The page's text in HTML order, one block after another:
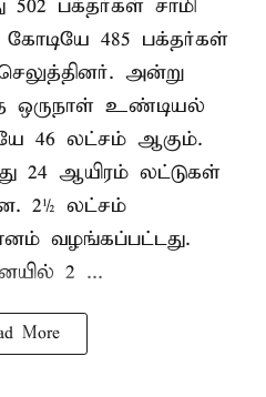
502 பக்தர்கள் சாமி
485 பக்தர்கள்
அன்று
ஒருநாள் உண்டியல்
46 லட்சம் ஆகும்.
24 ஆயிரம் லட்டுகள்
2½ லட்சம்
வழங்கப்பட்டது.
2 ...
More